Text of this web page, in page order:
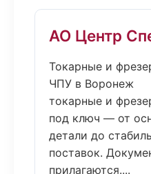
АО Центр
Токарные и
ЧПУ в Воронеж
токарные и
под ключ — от
детали до
поставок.
прилагаются....